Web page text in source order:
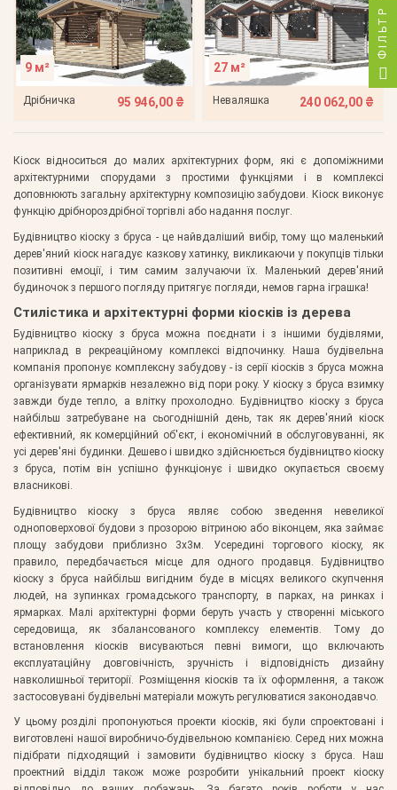
9 м²
Дрібничка 95 946,00 ₴
27 м²
Неваляшка 240 062,00 ₴
Кіоск відноситься до малих архітектурних форм, які є допоміжними
архітектурними спорудами з простими функціями і в комплексі
доповнюють загальну архітектурну композицію забудови. Кіоск виконує
функцію дрібнороздрібної торгівлі або надання послуг.
Будівництво кіоску з бруса - це найвдаліший вибір, тому що маленький
дерев'яний кіоск нагадує казкову хатинку, викликаючи у покупців тільки
позитивні емоції, і тим самим залучаючи їх. Маленький дерев'яний
будиночок з першого погляду притягує погляди, немов гарна іграшка!
Стилістика и архітектурні форми кіосків із дерева
Будівництво кіоску з бруса можна поєднати і з іншими будівлями,
наприклад в рекреаційному комплексі відпочинку. Наша будівельна
компанія пропонує комплексну забудову - із серії кіосків з бруса можна
організувати ярмарків незалежно від пори року. У кіоску з бруса взимку
завжди буде тепло, а влітку прохолодно. Будівництво кіоску з бруса
найбільш затребуване на сьогоднішній день, так як дерев'яний кіоск
ефективний, як комерційний об'єкт, і економічний в обслуговуванні, як
усі дерев'яні будинки. Дешево і швидко здійснюється будівництво кіоску
з бруса, потім він успішно функціонує і швидко окупається своєму
власникові.
Будівництво кіоску з бруса являє собою зведення невеликої
одноповерхової будови з прозорою вітриною або віконцем, яка займає
площу забудови приблизно 3х3м. Усередині торгового кіоску, як
правило, передбачається місце для одного продавця. Будівництво
кіоску з бруса найбільш вигідним буде в місцях великого скупчення
людей, на зупинках громадського транспорту, в парках, на ринках і
ярмарках. Малі архітектурні форми беруть участь у створенні міського
середовища, як збалансованого комплексу елементів. Тому до
встановлення кіосків висуваються певні вимоги, що включають
експлуатаційну довговічність, зручність і відповідність дизайну
навколишньої території. Розміщення кіосків та їх оформлення, а також
застосовувані будівельні матеріали можуть регулюватися законодавчо.
У цьому розділі пропонуються проекти кіосків, які були спроектовані і
виготовлені нашої виробничо-будівельною компанією. Серед них можна
підібрати підходящий і замовити будівництво кіоску з бруса. Наш
проектний відділ також може розробити унікальний проект кіоску
ФІЛЬТР